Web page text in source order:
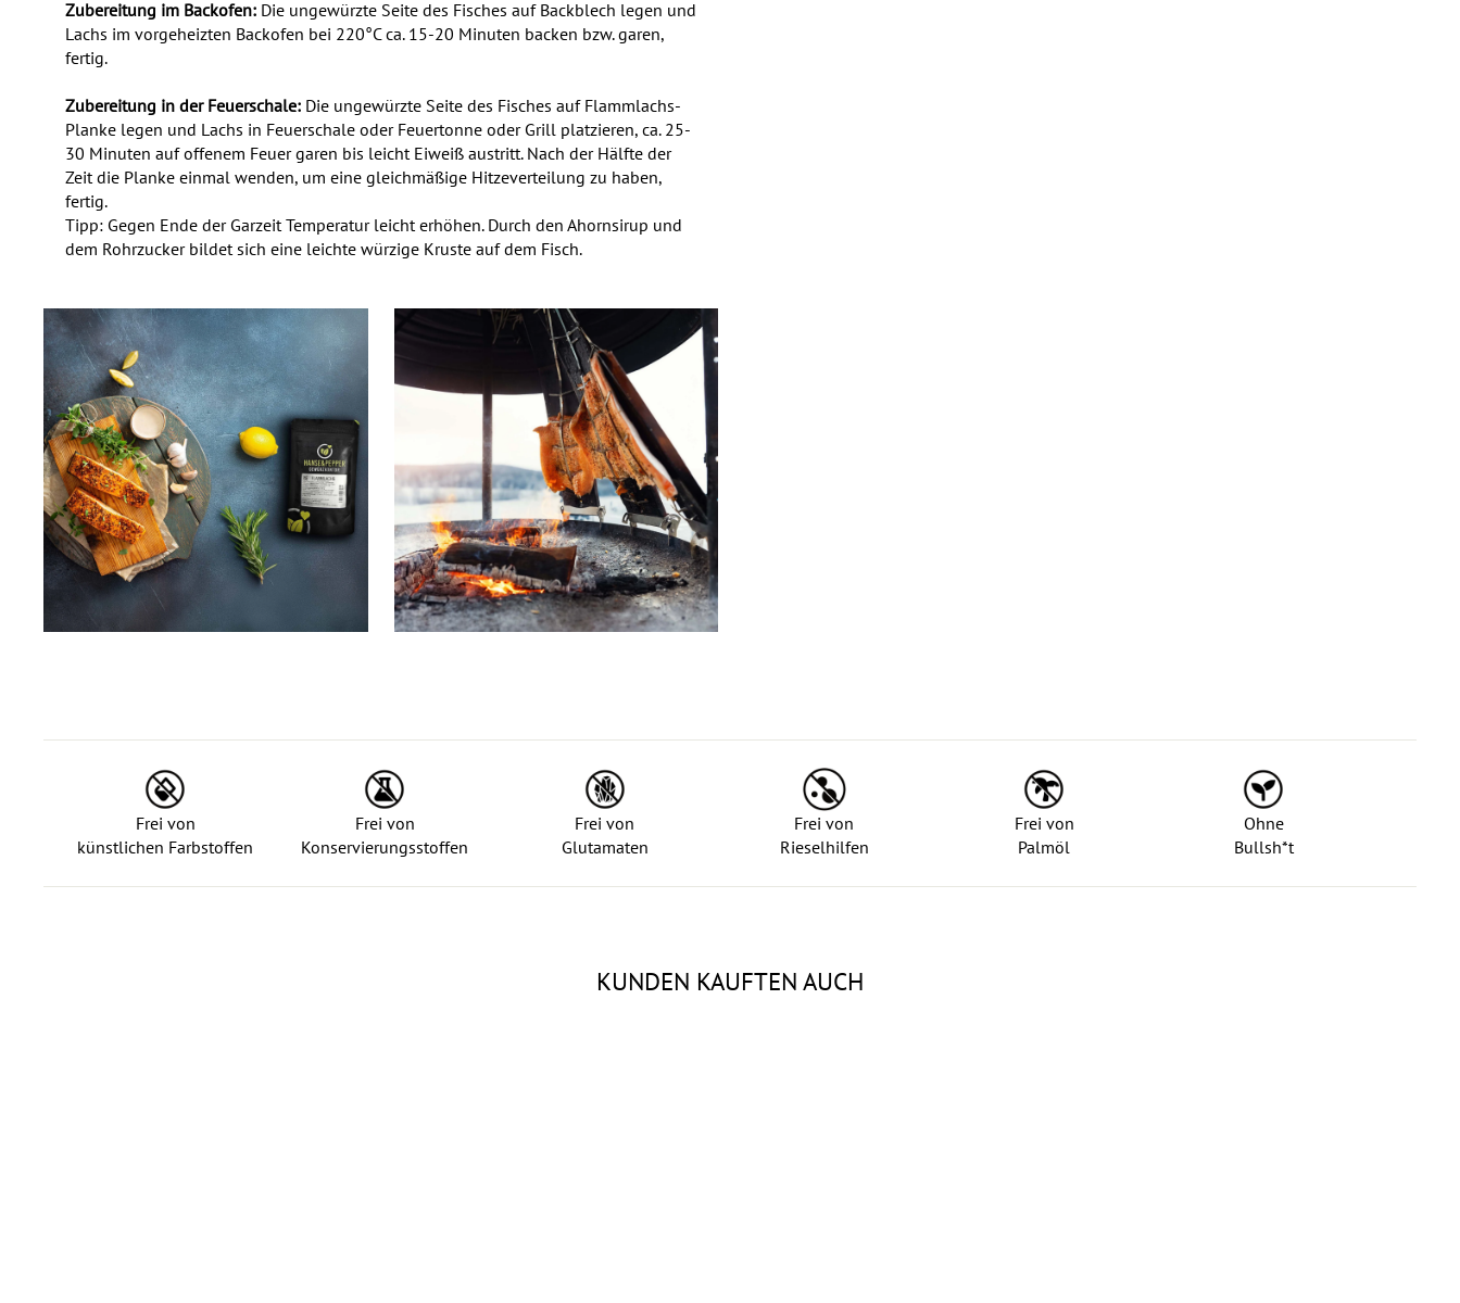
Zubereitung im Backofen: Die ungewürzte Seite des Fisches auf Backblech legen und
Lachs im vorgeheizten Backofen bei 220°C ca. 15-20 Minuten backen bzw. garen,
fertig.
Zubereitung in der Feuerschale: Die ungewürzte Seite des Fisches auf Flammlachs-
Planke legen und Lachs in Feuerschale oder Feuertonne oder Grill platzieren, ca. 25-
30 Minuten auf offenem Feuer garen bis leicht Eiweiß austritt. Nach der Hälfte der
Zeit die Planke einmal wenden, um eine gleichmäßige Hitzeverteilung zu haben,
fertig.
Tipp: Gegen Ende der Garzeit Temperatur leicht erhöhen. Durch den Ahornsirup und
dem Rohrzucker bildet sich eine leichte würzige Kruste auf dem Fisch.
Frei von
künstlichen Farbstoffen
Frei von
Konservierungsstoffen
Frei von
Glutamaten
Frei von
Rieselhilfen
Frei von
Palmöl
Ohne
Bullsh*t
KUNDEN KAUFTEN AUCH